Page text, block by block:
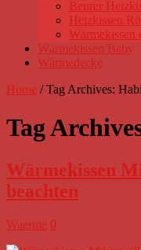
Beurer
Heizkissen
Wärmekissen
Wärmekissen Baby
Wärmedecke
Home / Tag Archives:
Tag
Wärmekissen
beachten
Waerme 0